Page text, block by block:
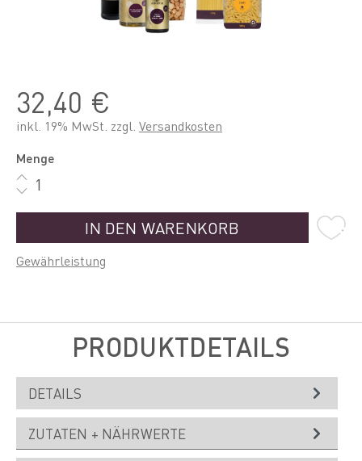
32,40 €
inkl. 19% MwSt. zzgl. Versandkosten
Menge
IN DEN WARENKORB
Gewährleistung
PRODUKTDETAILS
DETAILS
ZUTATEN + NÄHRWERTE